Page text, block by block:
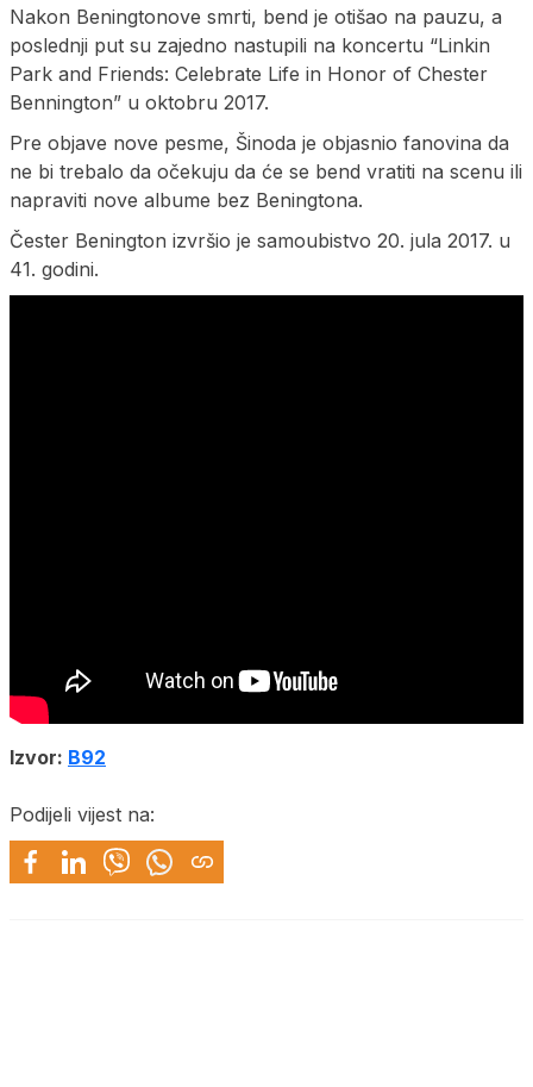
Nakon Beningtonove smrti, bend je otišao na pauzu, a
poslednji put su zajedno nastupili na koncertu “Linkin
Park and Friends: Celebrate Life in Honor of Chester
Bennington” u oktobru 2017.
Pre objave nove pesme, Šinoda je objasnio fanovina da
ne bi trebalo da očekuju ​​da će se bend vratiti na scenu ili
napraviti nove albume bez Beningtona.
Čester Benington izvršio je samoubistvo 20. jula 2017. u
41. godini.
Izvor: B92
Podijeli vijest na: